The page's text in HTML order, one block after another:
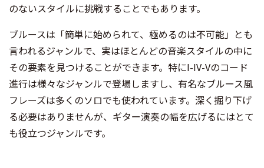
のないスタイルに挑戦することでもあります。
ブルースは「簡単に始められて、極めるのは不可能」とも
言われるジャンルで、実はほとんどの音楽スタイルの中に
その要素を見つけることができます。特にI-IV-Vのコード
進行は様々なジャンルで登場しますし、有名なブルース風
フレーズは多くのソロでも使われています。深く掘り下げ
る必要はありませんが、ギター演奏の幅を広げるにはとて
も役立つジャンルです。